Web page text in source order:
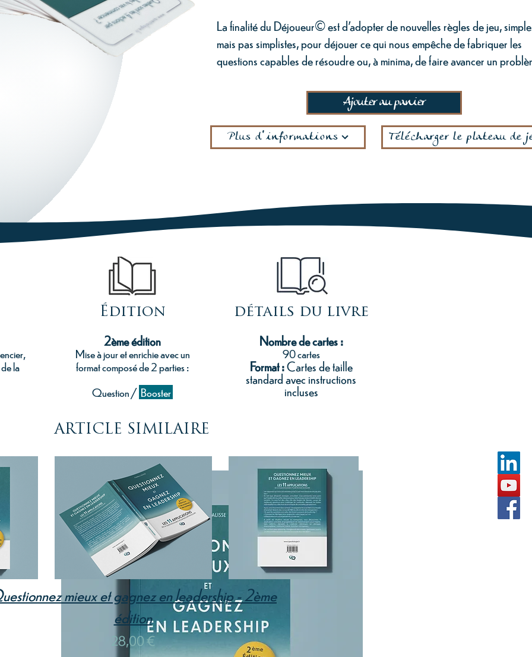
La finalité du Déjoueur© est d'adopter de nouvelles règles de jeu,
mais pas simplistes, pour déjouer ce qui nous empêche de fabriquer les
questions capables de résoudre ou, à minima, de faire avancer un
Ajouter au panier
Plus d'informations Télécharger le plateau de
la
Édition
2ème édition
Mise à jour et enrichie avec un
format composé de 2 parties :
Question / Booster
détails du livre
Nombre de cartes :
90 cartes
Format :Cartes de taille
standard avec instructions
incluses
ARTICLE SIMILAIRE
mieux et gagnez en leadership - 2ème
édition
28,00 €